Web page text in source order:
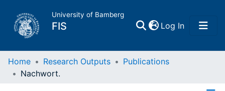
University of Bamberg
FIS Log In(current)
Home
Home Research Outputs
Publications
Nachwort.